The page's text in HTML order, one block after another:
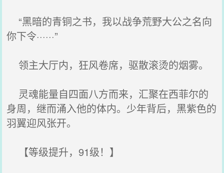
“黑暗的青铜之书，我以战争荒野大公之名向
你下令······”
领主大厅内，狂风卷席，驱散滚烫的烟雾。
灵魂能量自四面八方而来，汇聚在西菲尔的
身周，继而涌入他的体内。少年背后，黑紫色的
羽翼迎风张开。
【等级提升，91级！】